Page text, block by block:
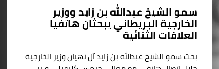
سمو الشيخ عبدالله بن زايد ووزير
الخارجية البريطاني يبحثان هاتفيا
العلاقات الثنائية
بحث سمو الشيخ عبدالله بن زايد آل نهيان وزير الخارجية